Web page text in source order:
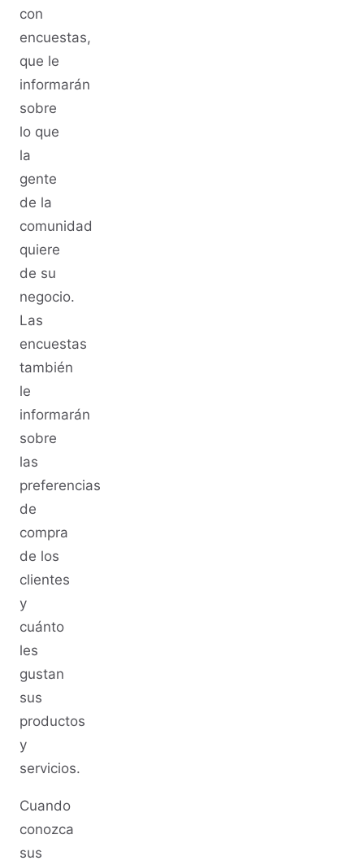
con
encuestas,
que le
informarán
sobre
lo que
la
gente
de la
comunidad
quiere
de su
negocio.
Las
encuestas
también
le
informarán
sobre
las
preferencias
de
compra
de los
clientes
y
cuánto
les
gustan
sus
productos
y
servicios.
Cuando
conozca
sus